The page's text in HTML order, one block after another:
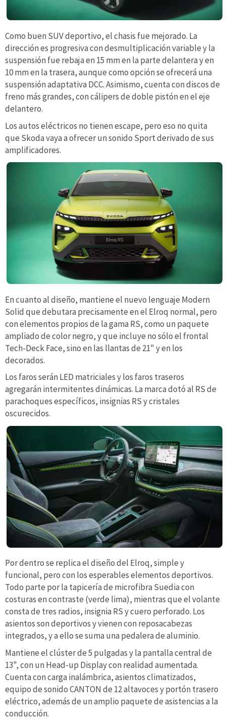
Como buen SUV deportivo, el chasis fue mejorado. La
dirección es progresiva con desmultiplicación variable y la
suspensión fue rebaja en 15 mm en la parte delantera y en
10 mm en la trasera, aunque como opción se ofrecerá una
suspensión adaptativa DCC. Asimismo, cuenta con discos de
freno más grandes, con cálipers de doble pistón en el eje
delantero.
Los autos eléctricos no tienen escape, pero eso no quita
que Skoda vaya a ofrecer un sonido Sport derivado de sus
amplificadores.
En cuanto al diseño, mantiene el nuevo lenguaje Modern
Solid que debutara precisamente en el Elroq normal, pero
con elementos propios de la gama RS, como un paquete
ampliado de color negro, y que incluye no sólo el frontal
Tech-Deck Face, sino en las llantas de 21" y en los
decorados.
Los faros serán LED matriciales y los faros traseros
agregarán intermitentes dinámicas. La marca dotó al RS de
parachoques específicos, insignias RS y cristales
oscurecidos.
Por dentro se replica el diseño del Elroq, simple y
funcional, pero con los esperables elementos deportivos.
Todo parte por la tapicería de microfibra Suedia con
costuras en contraste (verde lima), mientras que el volante
consta de tres radios, insignia RS y cuero perforado. Los
asientos son deportivos y vienen con reposacabezas
integrados, y a ello se suma una pedalera de aluminio.
Mantiene el clúster de 5 pulgadas y la pantalla central de
13", con un Head-up Display con realidad aumentada.
Cuenta con carga inalámbrica, asientos climatizados,
equipo de sonido CANTON de 12 altavoces y portón trasero
eléctrico, además de un amplio paquete de asistencias a la
conducción.